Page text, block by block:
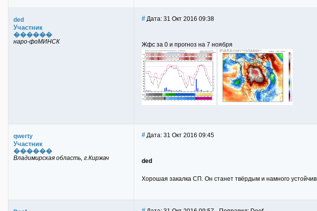
ded
Участник
������
наро-фоМИНСК
# Дата: 31 Окт 2016 09:38
Жфс за 0 и прогноз на 7 ноября
qwerty
Участник
������
Владимирская область, г.Киржач
# Дата: 31 Окт 2016 09:45
ded
Хорошая закалка СП. Он станет твёрдым и намного